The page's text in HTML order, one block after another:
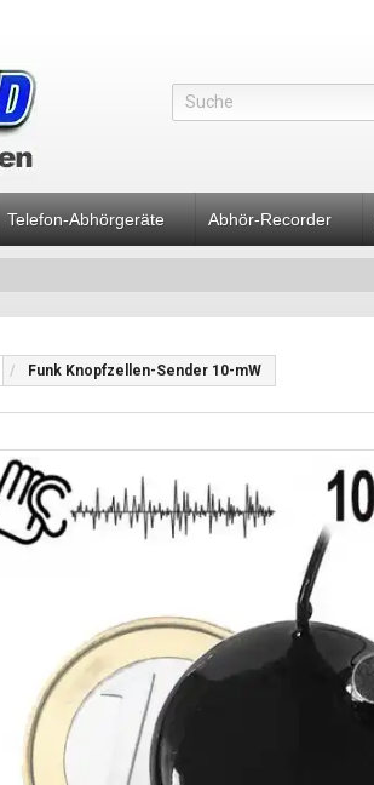
Telefon-Abhörgeräte Abhör-Recorder
Funk Knopfzellen-Sender 10-mW